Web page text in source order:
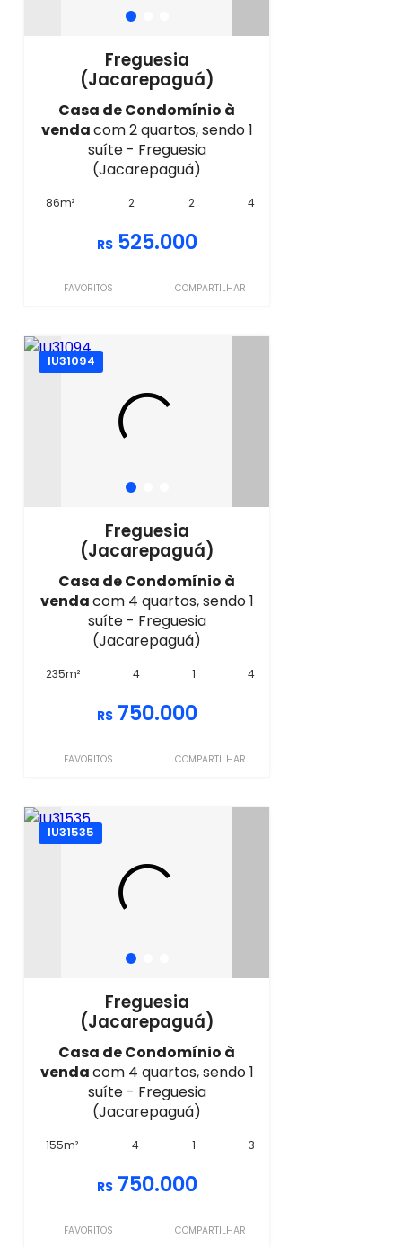
Freguesia
(Jacarepaguá)
Casa de Condomínio à
vendacom 2 quartos, sendo 1
suíte - Freguesia
(Jacarepaguá)
86m² 2 2 4
R$ 525.000
FAVORITOS COMPARTILHAR
IU31094
Freguesia
(Jacarepaguá)
Casa de Condomínio à
vendacom 4 quartos, sendo 1
suíte - Freguesia
(Jacarepaguá)
235m² 4 1 4
R$ 750.000
FAVORITOS COMPARTILHAR
IU31535
Freguesia
(Jacarepaguá)
Casa de Condomínio à
vendacom 4 quartos, sendo 1
suíte - Freguesia
(Jacarepaguá)
155m² 4 1 3
R$ 750.000
FAVORITOS COMPARTILHAR